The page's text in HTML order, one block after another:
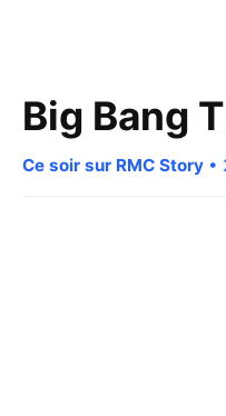
Big Bang
Ce soir sur RMC Story •